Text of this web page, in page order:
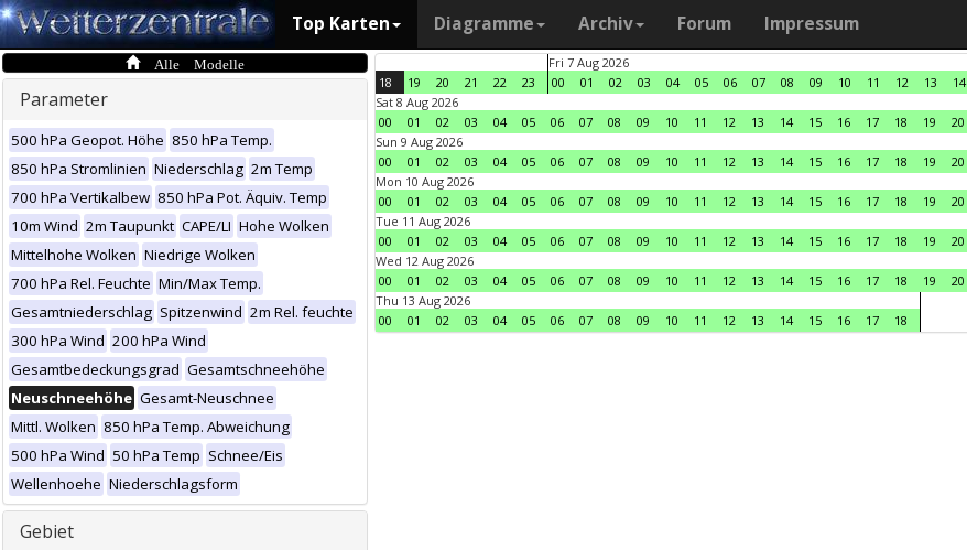
Top Karten Diagramme Archiv Forum Impressum
Alle Modelle
Parameter
500 hPa Geopot. Höhe 850 hPa Temp.
850 hPa Stromlinien Niederschlag 2m Temp
700 hPa Vertikalbew 850 hPa Pot. Äquiv. Temp
10m Wind 2m Taupunkt CAPE/LI Hohe Wolken
Mittelhohe Wolken Niedrige Wolken
700 hPa Rel. Feuchte Min/Max Temp.
Gesamtniederschlag Spitzenwind 2m Rel. feuchte
300 hPa Wind 200 hPa Wind
Gesamtbedeckungsgrad Gesamtschneehöhe
Neuschneehöhe Gesamt-Neuschnee
Mittl. Wolken 850 hPa Temp. Abweichung
500 hPa Wind 50 hPa Temp Schnee/Eis
Wellenhoehe Niederschlagsform
Gebiet
18 19 20 21 22 23
Fri 7 Aug 2026
00
01 02 03 04 05 06 07 08 09 10 11 12 13 14
Sat 8 Aug 2026
00
01 02 03 04 05 06 07 08 09 10 11 12 13 14 15 16 17 18 19 20
Sun 9 Aug 2026
00
01 02 03 04 05 06 07 08 09 10 11 12 13 14 15 16 17 18 19 20
Mon 10 Aug 2026
00
01 02 03 04 05 06 07 08 09 10 11 12 13 14 15 16 17 18 19 20
Tue 11 Aug 2026
00
01 02 03 04 05 06 07 08 09 10 11 12 13 14 15 16 17 18 19 20
Wed 12 Aug 2026
00
01 02 03 04 05 06 07 08 09 10 11 12 13 14 15 16 17 18 19 20
Thu 13 Aug 2026
00
01 02 03 04 05 06 07 08 09 10 11 12 13 14 15 16 17 18